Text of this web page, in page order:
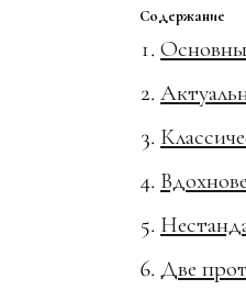
Содержание
Две